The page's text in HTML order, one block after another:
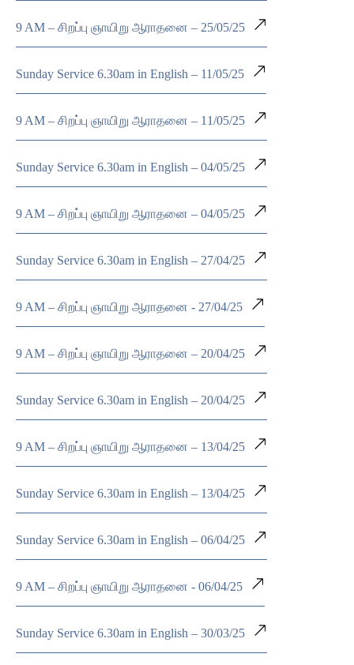
9 AM – சிறப்பு ஞாயிறு ஆராதனை – 25/05/25
Sunday Service 6.30am in English – 11/05/25
9 AM – சிறப்பு ஞாயிறு ஆராதனை – 11/05/25
Sunday Service 6.30am in English – 04/05/25
9 AM – சிறப்பு ஞாயிறு ஆராதனை – 04/05/25
Sunday Service 6.30am in English – 27/04/25
9 AM – சிறப்பு ஞாயிறு ஆராதனை - 27/04/25
9 AM – சிறப்பு ஞாயிறு ஆராதனை – 20/04/25
Sunday Service 6.30am in English – 20/04/25
9 AM – சிறப்பு ஞாயிறு ஆராதனை – 13/04/25
Sunday Service 6.30am in English – 13/04/25
Sunday Service 6.30am in English – 06/04/25
9 AM – சிறப்பு ஞாயிறு ஆராதனை - 06/04/25
Sunday Service 6.30am in English – 30/03/25